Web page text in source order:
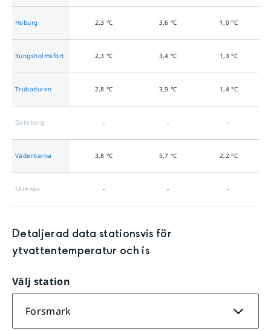
Hoburg 2,3 °C 3,6 °C 1,0 °C
Kungsholmsfort 2,3 °C 3,4 °C 1,3 °C
Trubaduren 2,8 °C 3,9 °C 1,4 °C
Göteborg - - -
Väderöarna 3,8 °C 5,7 °C 2,2 °C
Såtenäs - - -
Detaljerad data stationsvis för
ytvattentemperatur och is
Välj station
Forsmark